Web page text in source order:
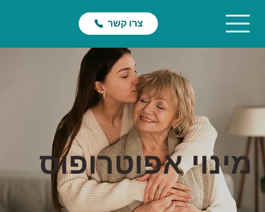
צרו קשר
מינוי אפוטרופוס